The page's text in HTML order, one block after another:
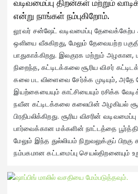
வடிவமைப்பு திறன்கள் மற்றும்
என்று நாங்கள் நம்புகிறோம்.
லூவர் சன்ஷேட் வடிவமைப்பு தேவைக்கேற்ப
ஒளியை வீசுகிறது, மேலும் தேவையற்ற
பாதுகாக்கிறது. இலகுரக மற்றும்
நிறைந்த, கட்டிடக்கலை சூரிய விசர்
கலை பட விளைவை சேர்க்க முடியும், அதே
இயற்கையையும் காட்சியையும் ரசிக்க
நவீன கட்டிடக்கலை கலையின் அழகியல்
பிரதிபலிக்கிறது. சூரிய விசரின்
பார்வைக்கான மக்களின் நாட்டத்தை
மேலும் இந்த துல்லியம் நிறுவலுக்குப்
நம்பகமான கட்டமைப்பு செயல்திறனையும்